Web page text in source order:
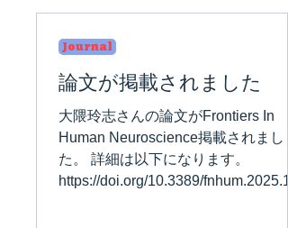
論文が掲載されました
大隈玲志さんの論文がFrontiers In
Human Neuroscience掲載されまし
た。 詳細は以下になります。
https://doi.org/10.3389/
Journal